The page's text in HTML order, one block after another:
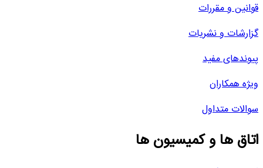
قوانین و مقررات
گزارشات و نشریات
پیوندهای مفید
ویژه همکاران
سوالات متداول
اتاق ها و کمیسیون ها